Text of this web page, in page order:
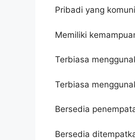
Pribadi yang
Memiliki
Terbiasa
Terbiasa
Bersedia
Bersedia